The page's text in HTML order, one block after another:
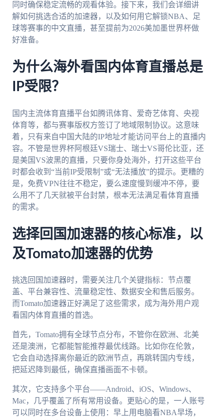
同时确保稳定流畅的观看体验。接下来，我们会详细讲
解如何挑选合适的加速器，以及如何用它解锁NBA、足
球等赛事的中文直播，甚至提前为2026美加墨世界杯做
好准备。
为什么海外看国内体育直播总是
IP受限？
国内主流体育直播平台如腾讯体育、爱奇艺体育、央视
体育等，都与赛事版权方签订了地域限制协议。这意味
着，只有来自中国大陆的IP地址才能访问平台上的直播内
容。不管是世界杯阿根廷VS瑞士、瑞士VS哥伦比亚，还
是美国VS波黑的直播，只要你身处海外，打开这些平台
时都会收到“当前IP受限制”或“无法播放”的提示。更糟的
是，免费VPN往往不稳定，要么速度慢到缓冲不停，要
么用不了几天就被平台封禁，根本无法满足看体育直播
的需求。
选择回国加速器的核心标准，以
及Tomato加速器的优势
挑选回国加速器时，需要关注几个关键指标：节点覆
盖、平台兼容性、流量稳定性、数据安全和售后服务。
而Tomato加速器正好满足了这些需求，成为海外用户观
看国内体育直播的首选。
首先，Tomato拥有全球节点分布，不管你在欧洲、北美
还是澳洲，它都能智能推荐最优线路。比如你在伦敦，
它会自动选择离你最近的欧洲节点，再跳转国内专线，
把延迟降到最低，确保直播画面不卡顿。
其次，它支持多个平台——Android、iOS、Windows、
Mac，几乎覆盖了所有常用设备。更贴心的是，一人账号
可以同时在多台设备上使用：早上用电脑看NBA早场，